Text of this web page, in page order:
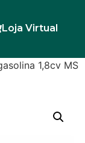
Loja Virtual
1,8cv MS